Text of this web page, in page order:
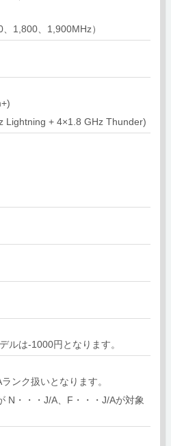
1,800、1,900MHz）
Lightning + 4×1.8 GHz Thunder)
ルは-1000円となります。
ンク扱いとなります。
N・・・J/A、F・・・J/Aが対象